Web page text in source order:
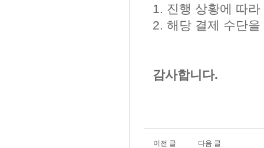
1. 진행 상황에 따
2. 해당 결제 수단
감사합니다.
이전 글 다음 글